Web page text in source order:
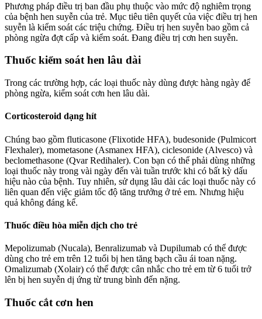
Phương pháp điều trị ban đầu phụ thuộc vào mức độ nghiêm trọng
của bệnh hen suyễn của trẻ. Mục tiêu tiên quyết của việc điều trị hen
suyễn là kiểm soát các triệu chứng. Điều trị hen suyễn bao gồm cả
phòng ngừa đợt cấp và kiểm soát. Đang điều trị cơn hen suyễn.
Thuốc kiểm soát hen lâu dài
Trong các trường hợp, các loại thuốc này dùng được hàng ngày để
phòng ngừa, kiểm soát cơn hen lâu dài.
Corticosteroid dạng hít
Chúng bao gồm fluticasone (Flixotide HFA), budesonide (Pulmicort
Flexhaler), mometasone (Asmanex HFA), ciclesonide (Alvesco) và
beclomethasone (Qvar Redihaler). Con bạn có thể phải dùng những
loại thuốc này trong vài ngày đến vài tuần trước khi có bất kỳ dấu
hiệu nào của bệnh. Tuy nhiên, sử dụng lâu dài các loại thuốc này có
liên quan đến việc giảm tốc độ tăng trưởng ở trẻ em. Nhưng hiệu
quả không đáng kể.
Thuốc điều hòa miễn dịch cho trẻ
Mepolizumab (Nucala), Benralizumab và Dupilumab có thể được
dùng cho trẻ em trên 12 tuổi bị hen tăng bạch cầu ái toan nặng.
Omalizumab (Xolair) có thể được cân nhắc cho trẻ em từ 6 tuổi trở
lên bị hen suyễn dị ứng từ trung bình đến nặng.
Thuốc cắt cơn hen